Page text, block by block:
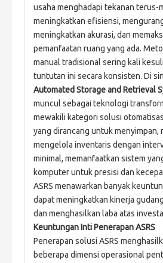
usaha menghadapi tekanan terus-
meningkatkan efisiensi,
meningkatkan akurasi, dan
pemanfaatan ruang yang ada.
manual tradisional sering kali
tuntutan ini secara konsisten. Di
Automated Storage and Retrieval
muncul sebagai teknologi
mewakili kategori solusi
yang dirancang untuk menyimpan,
mengelola inventaris dengan
minimal, memanfaatkan sistem
komputer untuk presisi dan
ASRS menawarkan banyak
dapat meningkatkan kinerja
dan menghasilkan laba atas
Keuntungan Inti Penerapan ASRS
Penerapan solusi ASRS
beberapa dimensi operasional